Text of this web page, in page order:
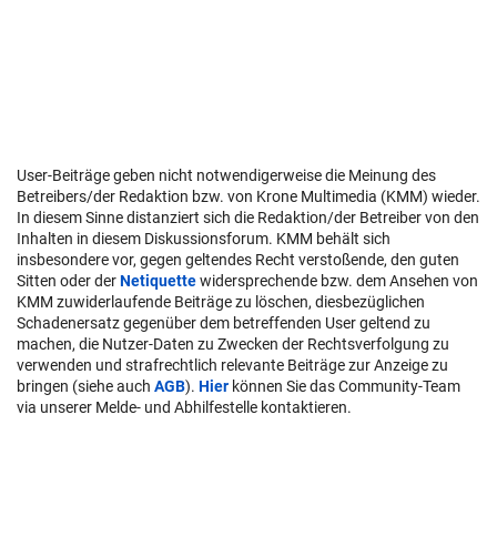
User-Beiträge geben nicht notwendigerweise die Meinung des
Betreibers/der Redaktion bzw. von Krone Multimedia (KMM) wieder.
In diesem Sinne distanziert sich die Redaktion/der Betreiber von den
Inhalten in diesem Diskussionsforum. KMM behält sich
insbesondere vor, gegen geltendes Recht verstoßende, den guten
Sitten oder derNetiquettewidersprechende bzw. dem Ansehen von
KMM zuwiderlaufende Beiträge zu löschen, diesbezüglichen
Schadenersatz gegenüber dem betreffenden User geltend zu
machen, die Nutzer-Daten zu Zwecken der Rechtsverfolgung zu
verwenden und strafrechtlich relevante Beiträge zur Anzeige zu
bringen (siehe auch AGB). Hier können Sie das Community-Team
via unserer Melde- und Abhilfestelle kontaktieren.